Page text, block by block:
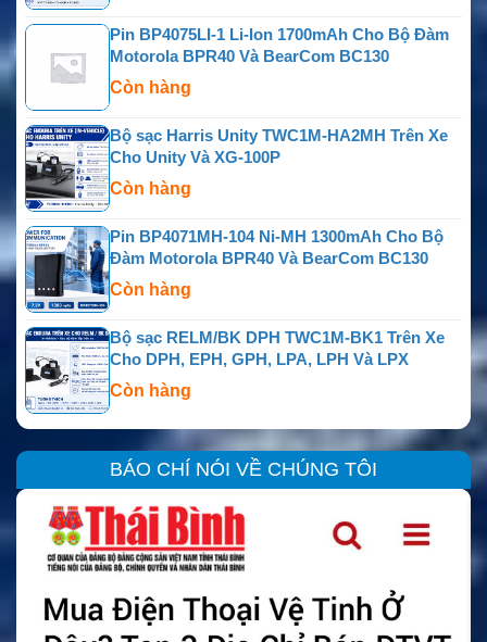
Pin BP4075LI-1 Li-Ion 1700mAh Cho Bộ Đàm
Motorola BPR40 Và BearCom BC130
Còn hàng
Bộ sạc Harris Unity TWC1M-HA2MH Trên Xe
Cho Unity Và XG-100P
Còn hàng
Pin BP4071MH-104 Ni-MH 1300mAh Cho Bộ
Đàm Motorola BPR40 Và BearCom BC130
Còn hàng
Bộ sạc RELM/BK DPH TWC1M-BK1 Trên Xe
Cho DPH, EPH, GPH, LPA, LPH Và LPX
Còn hàng
BÁO CHÍ NÓI VỀ CHÚNG TÔI